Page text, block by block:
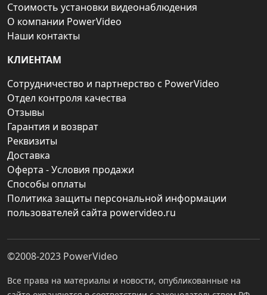
Стоимость установки видеонаблюдения
О компании PowerVideo
Наши контакты
КЛИЕНТАМ
Сотрудничество и партнерство с PowerVideo
Отдел контроля качества
Отзывы
Гарантия и возврат
Реквизиты
Доставка
Оферта - Условия продажи
Способы оплаты
Политика защиты персональной информации
пользователей сайта powervideo.ru
©2008-2023 PowerVideo
Все права на материалы и новости, опубликованные на